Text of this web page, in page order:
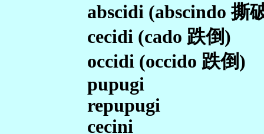
abscidi (abscindo 撕
cecidi (cado 跌倒)
occidi (occido 跌倒)
pupugi
repupugi
cecini